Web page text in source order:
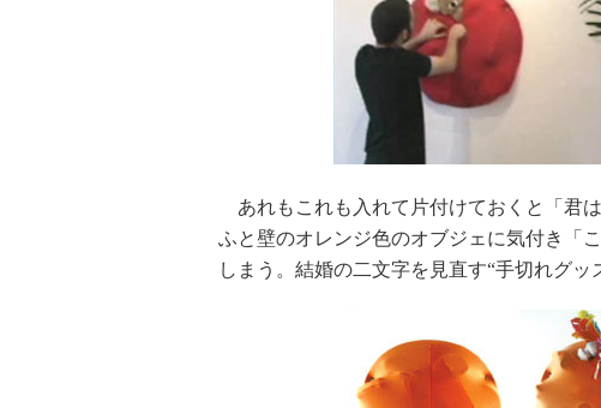
あれもこれも入れて片付けておくと「君
ふと壁のオレンジ色のオブジェに気付き「
しまう。結婚の二文字を見直す“手切れグッ